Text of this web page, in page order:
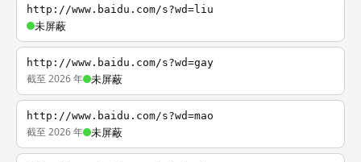
http://www.baidu.com/s?wd=liu
未屏蔽
http://www.baidu.com/s?wd=gay
截至 2026 年 未屏蔽
http://www.baidu.com/s?wd=mao
截至 2026 年 未屏蔽